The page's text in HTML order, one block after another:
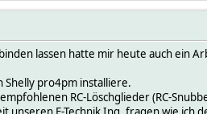
lassen hatte mir heute auch
Shelly pro4pm installiere.
RC-Löschglieder (RC-